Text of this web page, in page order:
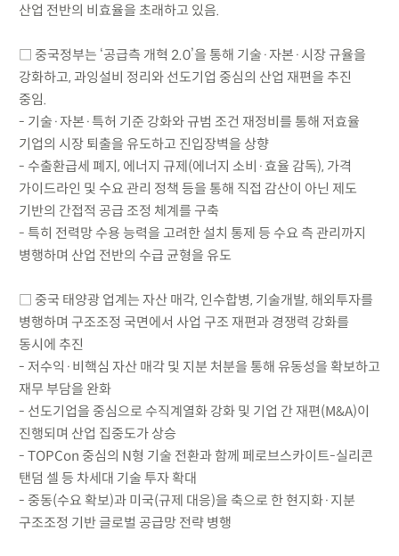
산업 전반의 비효율을 초래하고 있음.
□ 중국정부는 ‘공급측 개혁 2.0’을 통해 기술·자본·시장 규율을
강화하고, 과잉설비 정리와 선도기업 중심의 산업 재편을 추진
중임.
- 기술·자본·특허 기준 강화와 규범 조건 재정비를 통해 저효율
기업의 시장 퇴출을 유도하고 진입장벽을 상향
- 수출환급세 폐지, 에너지 규제(에너지 소비·효율 감독), 가격
가이드라인 및 수요 관리 정책 등을 통해 직접 감산이 아닌 제도
기반의 간접적 공급 조정 체계를 구축
- 특히 전력망 수용 능력을 고려한 설치 통제 등 수요 측 관리까지
병행하며 산업 전반의 수급 균형을 유도
□ 중국 태양광 업계는 자산 매각, 인수합병, 기술개발, 해외투자를
병행하며 구조조정 국면에서 사업 구조 재편과 경쟁력 강화를
동시에 추진
- 저수익·비핵심 자산 매각 및 지분 처분을 통해 유동성을 확보하고
재무 부담을 완화
- 선도기업을 중심으로 수직계열화 강화 및 기업 간 재편(M&A)이
진행되며 산업 집중도가 상승
- TOPCon 중심의 N형 기술 전환과 함께 페로브스카이트-실리콘
탠덤 셀 등 차세대 기술 투자 확대
- 중동(수요 확보)과 미국(규제 대응)을 축으로 한 현지화·지분
구조조정 기반 글로벌 공급망 전략 병행